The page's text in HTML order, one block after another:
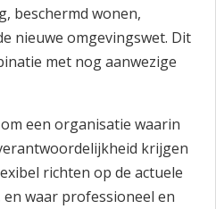
beschermd wonen,
nieuwe omgevingswet. Dit
met nog aanwezige
een organisatie waarin
krijgen
richten op de actuele
waar professioneel en